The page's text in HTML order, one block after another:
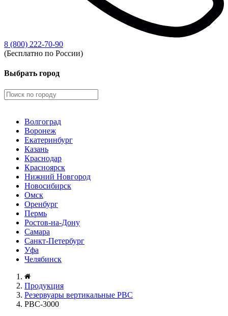
8 (800) 222-70-90
(Бесплатно по России)
Выбрать город
Волгоград
Воронеж
Екатеринбург
Казань
Краснодар
Красноярск
Нижний Новгород
Новосибирск
Омск
Оренбург
Пермь
Ростов-на-Дону
Самара
Санкт-Петербург
Уфа
Челябинск
Продукция
Резервуары вертикальные РВС
РВС-3000